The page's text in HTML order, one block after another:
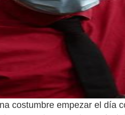
costumbre empezar el día